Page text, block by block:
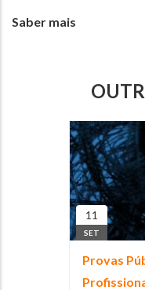
Saber mais
11
SET
Provas